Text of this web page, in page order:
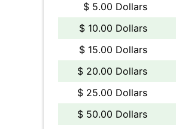
$ 5.00 Dollars
$ 10.00 Dollars
$ 15.00 Dollars
$ 20.00 Dollars
$ 25.00 Dollars
$ 50.00 Dollars